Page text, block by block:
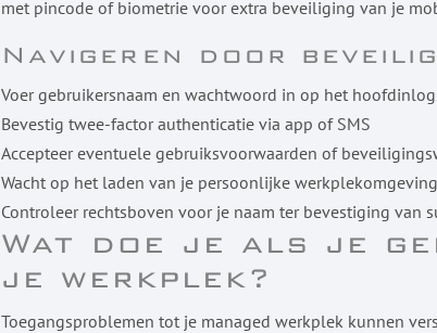
met pincode of biometrie voor extra beveiliging van je
Navigeren door
Voer gebruikersnaam en wachtwoord in op het
Bevestig twee-factor authenticatie via app of SMS
Accepteer eventuele gebruiksvoorwaarden of
Wacht op het laden van je persoonlijke werkplekomgeving
Controleer rechtsboven voor je naam ter bevestiging van
Wat doe je als je
je werkplek?
Toegangsproblemen tot je managed werkplek kunnen